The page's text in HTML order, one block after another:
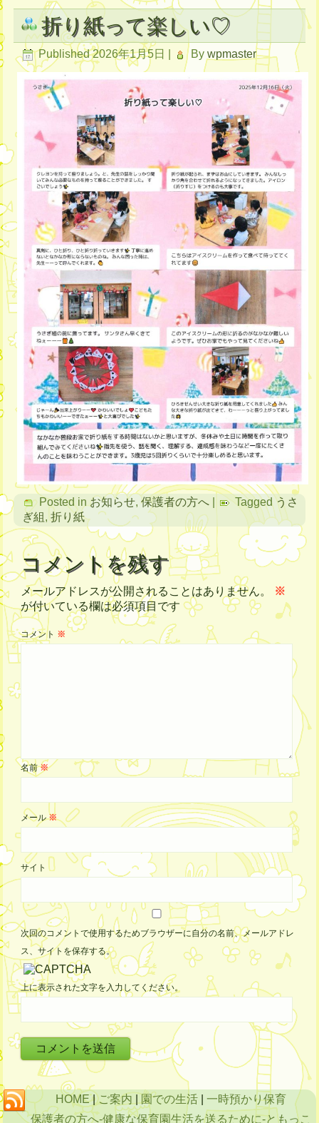
折り紙って楽しい♡
Published 2026年1月5日 By wpmaster
Posted in お知らせ,保護者の方へ Tagged うさ
ぎ組 ,折り紙
コメントを残す
メールアドレスが公開されることはありません。
※
が付いている欄は必須項目です
コメント ※
名前※
メール※
サイト
次回のコメントで使用するためブラウザーに自分の名前、メールアドレ
ス、サイトを保存する。
上に表示された文字を入力してください。
HOME|ご案内 |園での生活
一時預かり保育
保護者の方へ-健康な保育園生活を送るために-ともっこ